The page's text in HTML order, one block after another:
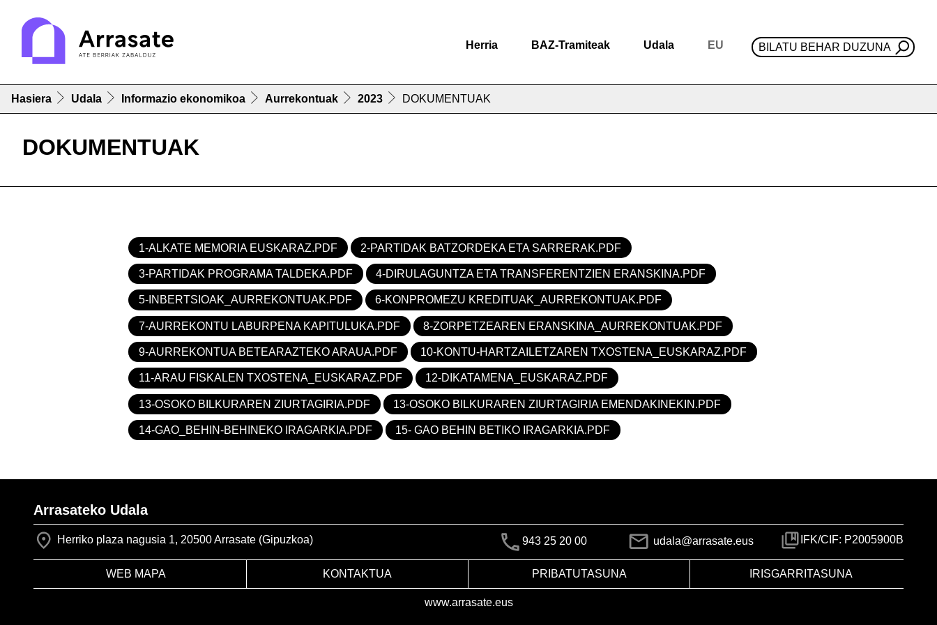
Herria BAZ-Tramiteak Udala EU BILATU BEHAR DUZUNA
Hasiera Udala Informazio ekonomikoa Aurrekontuak 2023 DOKUMENTUAK
DOKUMENTUAK
1-ALKATE MEMORIA EUSKARAZ.PDF 2-PARTIDAK BATZORDEKA ETA SARRERAK.PDF
3-PARTIDAK PROGRAMA TALDEKA.PDF 4-DIRULAGUNTZA ETA TRANSFERENTZIEN ERANSKINA.PDF
5-INBERTSIOAK_AURREKONTUAK.PDF 6-KONPROMEZU KREDITUAK_AURREKONTUAK.PDF
7-AURREKONTU LABURPENA KAPITULUKA.PDF 8-ZORPETZEAREN ERANSKINA_AURREKONTUAK.PDF
9-AURREKONTUA BETEARAZTEKO ARAUA.PDF 10-KONTU-HARTZAILETZAREN TXOSTENA_EUSKARAZ.PDF
11-ARAU FISKALEN TXOSTENA_EUSKARAZ.PDF 12-DIKATAMENA_EUSKARAZ.PDF
13-OSOKO BILKURAREN ZIURTAGIRIA.PDF 13-OSOKO BILKURAREN ZIURTAGIRIA EMENDAKINEKIN.PDF
14-GAO_BEHIN-BEHINEKO IRAGARKIA.PDF 15- GAO BEHIN BETIKO IRAGARKIA.PDF
Arrasateko Udala
Herriko plaza nagusia 1, 20500 Arrasate (Gipuzkoa) 943 25 20 00 udala@arrasate.eus IFK/CIF: P2005900B
WEB MAPA KONTAKTUA PRIBATUTASUNA IRISGARRITASUNA
www.arrasate.eus